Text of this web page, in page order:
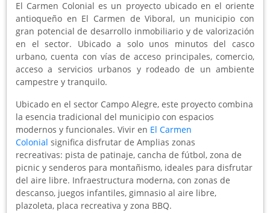
El Carmen Colonial es un proyecto ubicado en el oriente
antioqueño en El Carmen de Viboral, un municipio con
gran potencial de desarrollo inmobiliario y de valorización
en el sector. Ubicado a solo unos minutos del casco
urbano, cuenta con vías de acceso principales, comercio,
acceso a servicios urbanos y rodeado de un ambiente
campestre y tranquilo.
Ubicado en el sector Campo Alegre, este proyecto combina
la esencia tradicional del municipio con espacios
modernos y funcionales. Vivir en El Carmen
Colonial significa disfrutar de Amplias zonas
recreativas: pista de patinaje, cancha de fútbol, zona de
picnic y senderos para montañismo, ideales para disfrutar
del aire libre. Infraestructura moderna, con zonas de
descanso, juegos infantiles, gimnasio al aire libre,
plazoleta, placa recreativa y zona BBQ.